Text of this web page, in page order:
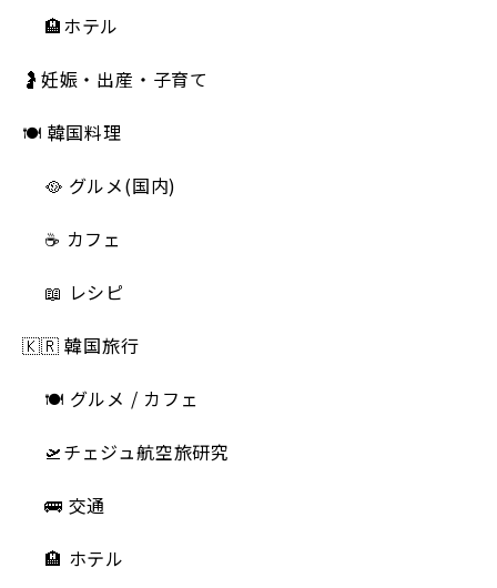
🏨ホテル
🤰妊娠・出産・子育て
🍽 韓国料理
🥘 グルメ(国内)
☕️ カフェ
📖 レシピ
🇰🇷 韓国旅行
🍽 グルメ / カフェ
🛫チェジュ航空旅研究
🚌 交通
🏨 ホテル